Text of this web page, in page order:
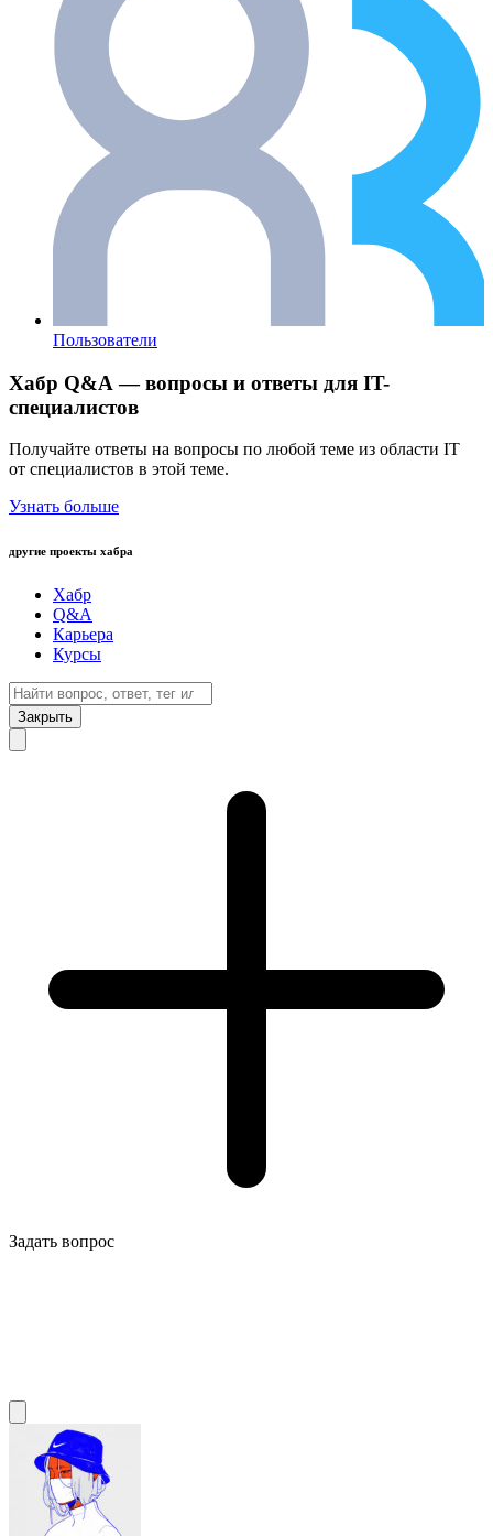
Пользователи
Хабр Q&A — вопросы и ответы для IT-
специалистов
Получайте ответы на вопросы по любой теме из области IT
от специалистов в этой теме.
Узнать больше
другие проекты хабра
Хабр
Q&A
Карьера
Курсы
Закрыть
Задать вопрос